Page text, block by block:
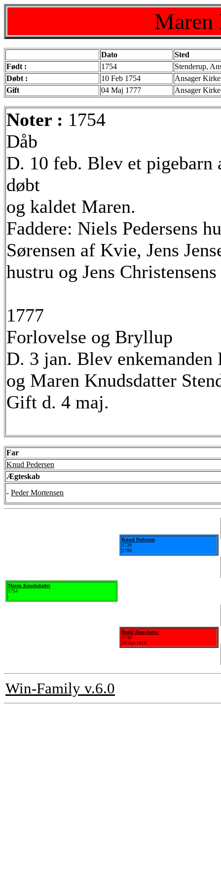
Maren
Dato
Sted
Født :
1754
Stenderup,
Døbt :
10 Feb 1754
Ansager Kirke
Gift
04 Maj 1777 Ansager Kirke
Noter : 1754
Dåb
D. 10 feb. Blev et pigebarn
døbt
og kaldet Maren.
Faddere: Niels Pedersens
Sørensen af Kvie, Jens
hustru og Jens
1777
Forlovelse og Bryllup
D. 3 jan. Blev enkemanden
og Maren Knudsdatter
Gift d. 4 maj.
Far
Knud Pedersen
Ægteskab
- Peder Mortensen
Maren Knudsdatter
1754
-
Knud Pedersen
1728
1788
Bodil Hansdatter
1730
20 Apr 1816
Win-Family v.6.0